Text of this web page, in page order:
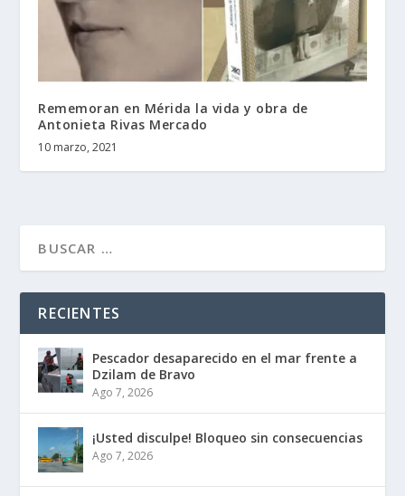
Rememoran en Mérida la vida y obra de
Antonieta Rivas Mercado
10 marzo, 2021
RECIENTES
Pescador desaparecido en el mar frente a
Dzilam de Bravo
Ago 7, 2026
¡Usted disculpe! Bloqueo sin consecuencias
Ago 7, 2026